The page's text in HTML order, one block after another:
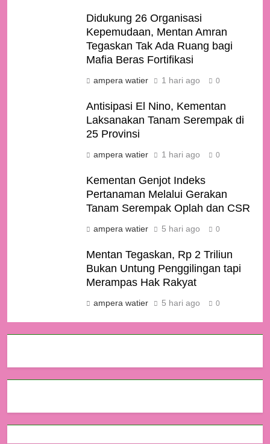
Didukung 26 Organisasi
Kepemudaan, Mentan Amran
Tegaskan Tak Ada Ruang bagi
Mafia Beras Fortifikasi
ampera watier 1 hari ago 0
Antisipasi El Nino, Kementan
Laksanakan Tanam Serempak di
25 Provinsi
ampera watier 1 hari ago 0
Kementan Genjot Indeks
Pertanaman Melalui Gerakan
Tanam Serempak Oplah dan CSR
ampera watier 5 hari ago 0
Mentan Tegaskan, Rp 2 Triliun
Bukan Untung Penggilingan tapi
Merampas Hak Rakyat
ampera watier 5 hari ago 0